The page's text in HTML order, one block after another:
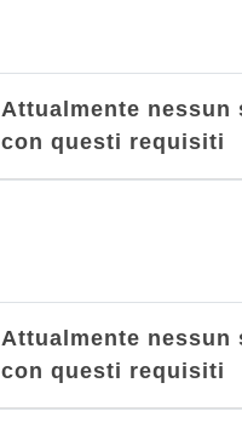
Attualmente nessun
con questi requisiti
Attualmente nessun
con questi requisiti